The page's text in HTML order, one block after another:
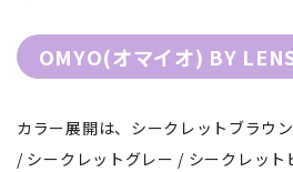
OMYO(オマイオ) BY
カラー展開は、シークレットブラウ
/ シークレットグレー / シークレット